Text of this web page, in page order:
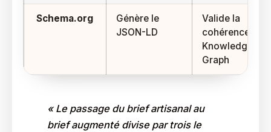
Schema.org
Génère le
JSON-LD
Valide la
cohérence
Knowledge
Graph
« Le passage du brief artisanal au
brief augmenté divise par trois le